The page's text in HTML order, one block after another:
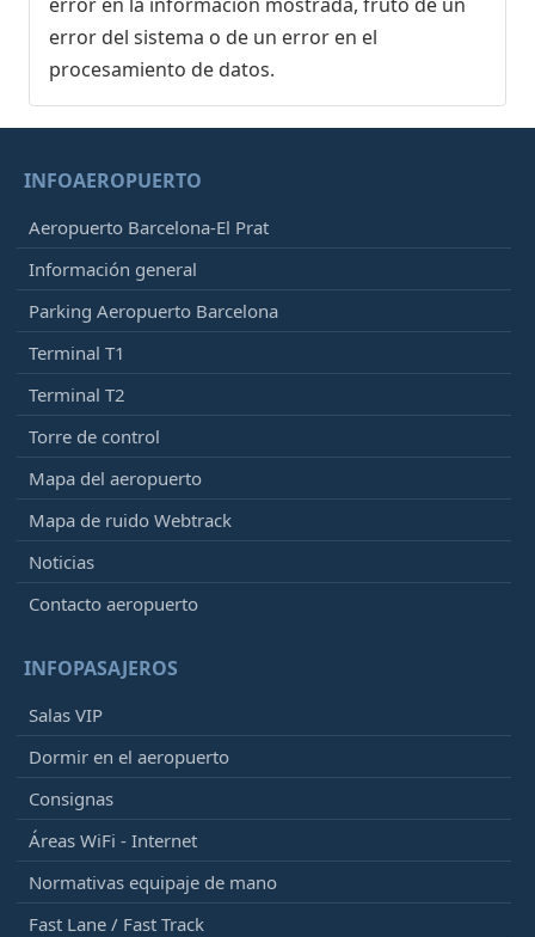
error del sistema o de un error en el
procesamiento de datos.
INFOAEROPUERTO
Aeropuerto Barcelona-El Prat
Información general
Parking Aeropuerto Barcelona
Terminal T1
Terminal T2
Torre de control
Mapa del aeropuerto
Mapa de ruido Webtrack
Noticias
Contacto aeropuerto
INFOPASAJEROS
Salas VIP
Dormir en el aeropuerto
Consignas
Áreas WiFi - Internet
Normativas equipaje de mano
Fast Lane / Fast Track